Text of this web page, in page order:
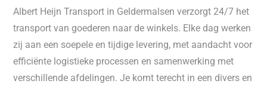
Albert Heijn Transport in Geldermalsen verzorgt 24/7 het
transport van goederen naar de winkels. Elke dag werken
zij aan een soepele en tijdige levering, met aandacht voor
efficiënte logistieke processen en samenwerking met
verschillende afdelingen. Je komt terecht in een divers en